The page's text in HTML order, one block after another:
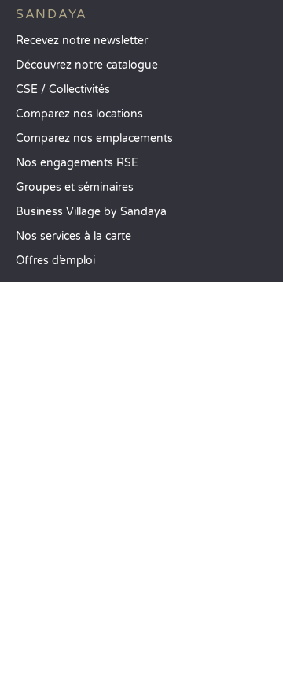
SANDAYA
Recevez notre newsletter
Découvrez notre catalogue
CSE / Collectivités
Comparez nos locations
Comparez nos emplacements
Nos engagements RSE
Groupes et séminaires
Business Village by Sandaya
Nos services à la carte
Offres d’emploi